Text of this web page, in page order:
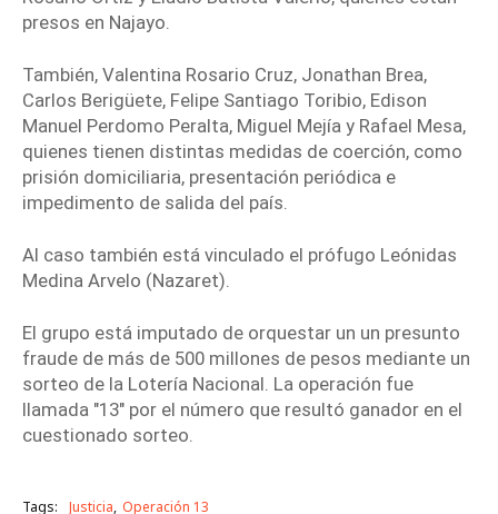
presos en Najayo.
También, Valentina Rosario Cruz, Jonathan Brea,
Carlos Berigüete, Felipe Santiago Toribio, Edison
Manuel Perdomo Peralta, Miguel Mejía y Rafael Mesa,
quienes tienen distintas medidas de coerción, como
prisión domiciliaria, presentación periódica e
impedimento de salida del país.
Al caso también está vinculado el prófugo Leónidas
Medina Arvelo (Nazaret).
El grupo está imputado de orquestar un un presunto
fraude de más de 500 millones de pesos mediante un
sorteo de la Lotería Nacional. La operación fue
llamada "13" por el número que resultó ganador en el
cuestionado sorteo.
Tags: Justicia Operación 13